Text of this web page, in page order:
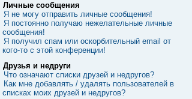
Личные сообщения
Я не могу отправить личные сообщения!
Я постоянно получаю нежелательные личные
сообщения!
Я получил спам или оскорбительный email от
кого-то с этой конференции!
Друзья и недруги
Что означают списки друзей и недругов?
Как мне добавлять / удалять пользователей в
списках моих друзей и недругов?